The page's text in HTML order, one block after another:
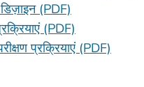
(PDF)
(PDF)
प्रक्रियाएं (PDF)